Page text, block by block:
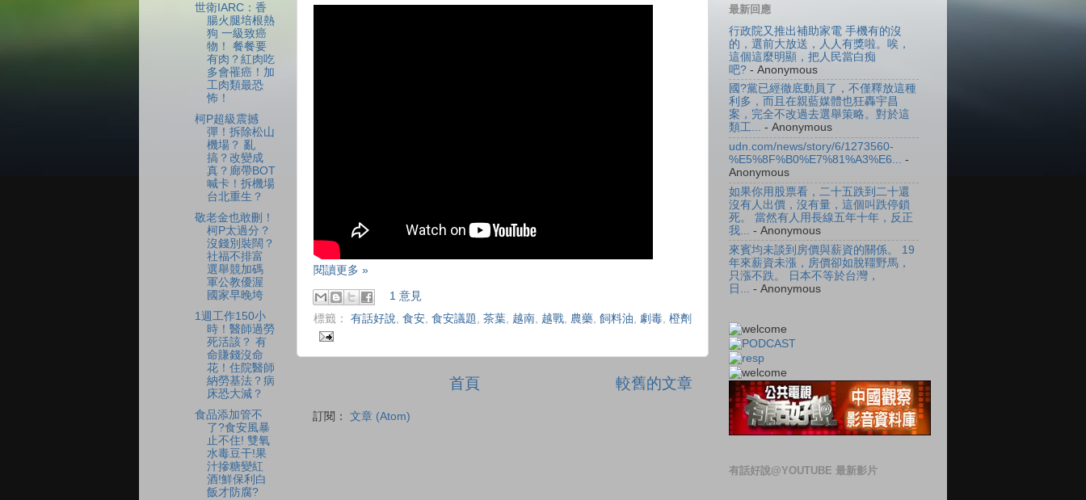
閱讀更多 »
1 意見
標籤： 有話好說 食安 食安議題 茶葉 越南 越戰 農藥 飼料油 劇毒 橙劑
較舊的文章
首頁
訂閱： 文章 (Atom)
世衛IARC：香
腸火腿培根熱
狗 一級致癌
物！ 餐餐要
有肉？紅肉吃
多會罹癌！加
工肉類最恐
怖！
柯P超級震撼
彈！拆除松山
機場？ 亂
搞？改變成
真？廊帶BOT
喊卡！拆機場
台北重生？
敬老金也敢刪！
柯P太過分？
沒錢別裝闊？
社福不排富
選舉競加碼
軍公教優渥
國家早晚垮
1週工作150小
時！醫師過勞
死活該？ 有
命賺錢沒命
花！住院醫師
納勞基法？病
床恐大減？
食品添加管不
了?食安風暴
止不住! 雙氧
水毒豆干!果
汁摻糖變紅
酒!鮮保利白
飯才防腐?
最新回應
行政院又推出補助家電 手機有的沒
的，選前大放送，人人有獎啦。唉，
這個這麼明顯，把人民當白痴
吧? - Anonymous
國?黨已經徹底動員了，不僅釋放這種
利多，而且在親藍媒體也狂轟宇昌
案，完全不改過去選舉策略。對於這
類工... - Anonymous
udn.com/news/story/6/1273560-
%E5%8F%B0%E7%81%A3%E6... -
Anonymous
如果你用股票看，二十五跌到二十還
沒有人出價，沒有量，這個叫跌停鎖
死。 當然有人用長線五年十年，反正
我...
- Anonymous
來賓均未談到房價與薪資的關係。 19
年來薪資未漲，房價卻如脫韁野馬，
只漲不跌。 日本不等於台灣，
日...
- Anonymous
有話好說@YOUTUBE 最新影片